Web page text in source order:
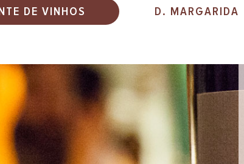
DE VINHOS D. MARGARIDA